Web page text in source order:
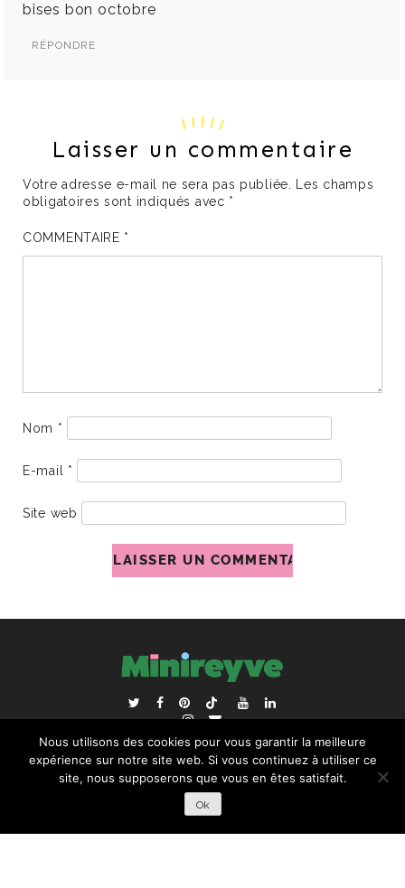
bises bon octobre
RÉPONDRE
Laisser un commentaire
Votre adresse e-mail ne sera pas publiée. Les champs
obligatoires sont indiqués avec *
COMMENTAIRE *
Nom *
E-mail *
Site web
ACCUEIL BLOGROLL
RECHERCHER :
Nous utilisons des cookies pour vous garantir la meilleure
expérience sur notre site web. Si vous continuez à utiliser ce
site, nous supposerons que vous en êtes satisfait.
Ok